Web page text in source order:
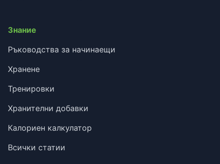
Знание
Ръководства за начинаещи
Хранене
Тренировки
Хранителни добавки
Калориен калкулатор
Всички статии